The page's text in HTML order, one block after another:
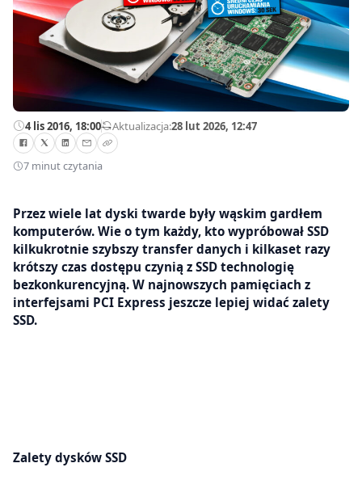
4 lis 2016, 18:00—Aktualizacja:28 lut 2026, 12:47
7 minut czytania
Przez wiele lat dyski twarde były wąskim gardłem
komputerów. Wie o tym każdy, kto wypróbował SSD
kilkukrotnie szybszy transfer danych i kilkaset razy
krótszy czas dostępu czynią z SSD technologię
bezkonkurencyjną. W najnowszych pamięciach z
interfejsami PCI Express jeszcze lepiej widać zalety
SSD.
Zalety dysków SSD